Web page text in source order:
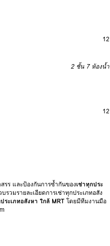
12
2 ชั้น 7 ห้องน้ำ
12
รร และป้องกันการซ้ำกันของเช่าทุกประ
รวมรายละเอียดการเช่าทุกประเภทอสัง
ระเภทอสังหา ใกล้ MRT โดยมีทีมงานมือ